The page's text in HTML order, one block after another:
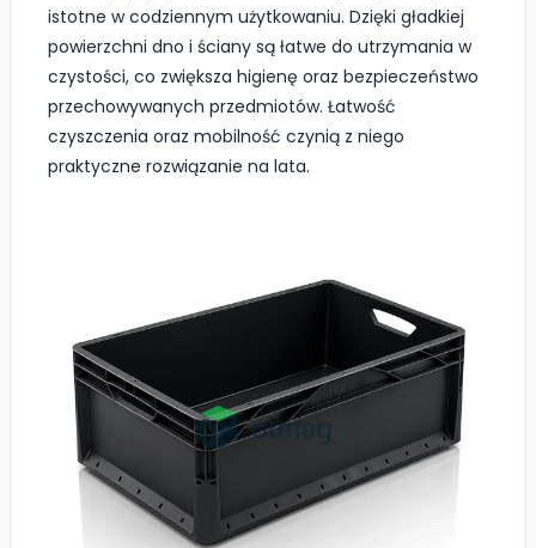
istotne w codziennym użytkowaniu. Dzięki gładkiej
powierzchni dno i ściany są łatwe do utrzymania w
czystości, co zwiększa higienę oraz bezpieczeństwo
przechowywanych przedmiotów. Łatwość
czyszczenia oraz mobilność czynią z niego
praktyczne rozwiązanie na lata.